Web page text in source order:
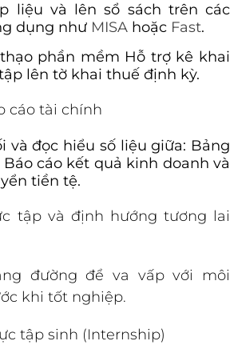
liệu và lên sổ sách trên các
dụng như MISA hoặc Fast.
phần mềm Hỗ trợ kê khai
lên tờ khai thuế định kỳ.
cáo tài chính
và đọc hiểu số liệu giữa: Bảng
cáo kết quả kinh doanh và
tiền tệ.
tập và định hướng tương lai
đường để va vấp với môi
khi tốt nghiệp.
tập sinh (Internship)